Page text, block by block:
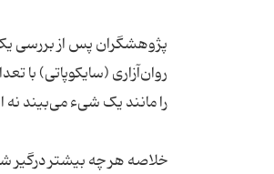
روان‌آزاری (سایکوپاتی) با
را مانند یک شیء می‌بیند
خلاصه هر چه بیشتر درگیر